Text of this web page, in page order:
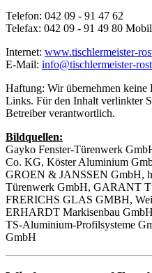
Telefon: 042 09 - 91 47 62
Telefax: 042 09 - 91 49 80
Internet: www.tischlermeister-
E-Mail: info@tischlermeister-
Haftung: Wir übernehmen
Links. Für den Inhalt verlinkter
Betreiber verantwortlich.
Bildquellen:
Gayko Fenster-Türenwerk
Co. KG, Köster Aluminium
GROEN & JANSSEN GmbH,
Türenwerk GmbH, GARANT
FRERICHS GLAS GMBH,
ERHARDT Markisenbau
TS-Aluminium-Profilsysteme
GmbH